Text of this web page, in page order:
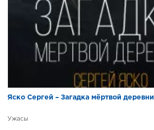
Яско Сергей – Загадка мёртвой деревни
Ужасы